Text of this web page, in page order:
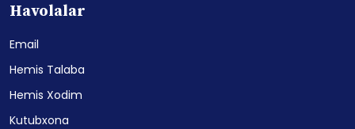
Havolalar
Email
Hemis Talaba
Hemis Xodim
Kutubxona